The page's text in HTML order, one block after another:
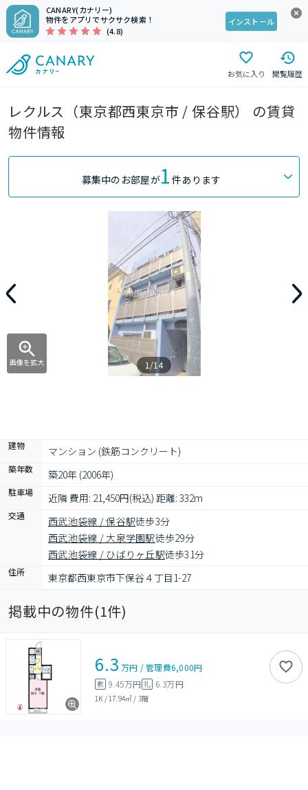
CANARY(カナリー)
物件をアプリでサクサク検索！
(4.8)
インストール
お気に入り 閲覧履歴
レクルス（東京都西東京市 / 保谷駅） の賃貸
物件情報
募集中のお部屋が1 件あります
画像を拡大 1/14
建物 マンション (鉄筋コンクリート)
築年数 築20年 (2006年)
駐車場 近隣 費用: 21,450円(税込) 距離: 332m
交通 西武池袋線 / 保谷駅徒歩3分
西武池袋線 / 大泉学園駅徒歩29分
西武池袋線 / ひばりヶ丘駅徒歩31分
住所 東京都西東京市下保谷４丁目1-27
掲載中の物件(1件)
6.3 万円 /管理費6,000円
敷 9.45万円 礼 6.3万円
1K / 17.94㎡ / 3階